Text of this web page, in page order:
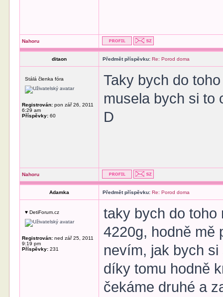
Nahoru
ditaon Předmět příspěvku: Re: Porod doma
Stálá členka fóra
Registrován: pon zář 26, 2011
6:29 am
Příspěvky: 60
Taky bych do
musela bych si to
D
Nahoru
Adamka Předmět příspěvku: Re: Porod doma
♥ DetiForum.cz
Registrován: ned zář 25, 2011
9:19 pm
Příspěvky: 231
taky bych do toho
4220g, hodně mě
nevím, jak bych
díky tomu hodně
čekáme druhé a